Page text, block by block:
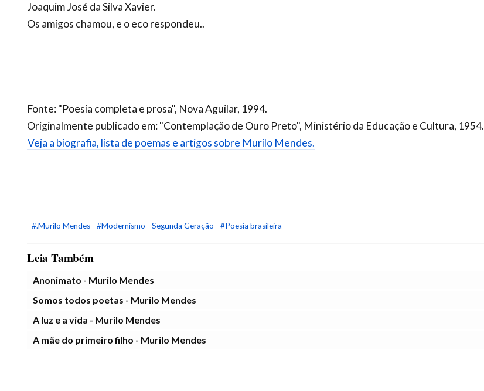
Joaquim José da Silva Xavier.
Os amigos chamou, e o eco respondeu..
Fonte: "Poesia completa e prosa", Nova Aguilar, 1994.
Originalmente publicado em: "Contemplação de Ouro Preto", Ministério da Educação e Cultura, 1954.
Veja a biografia, lista de poemas e artigos sobre Murilo Mendes.
#.Murilo Mendes #Modernismo - Segunda Geração #Poesia brasileira
Leia Também
Anonimato - Murilo Mendes
Somos todos poetas - Murilo Mendes
A luz e a vida - Murilo Mendes
A mãe do primeiro filho - Murilo Mendes